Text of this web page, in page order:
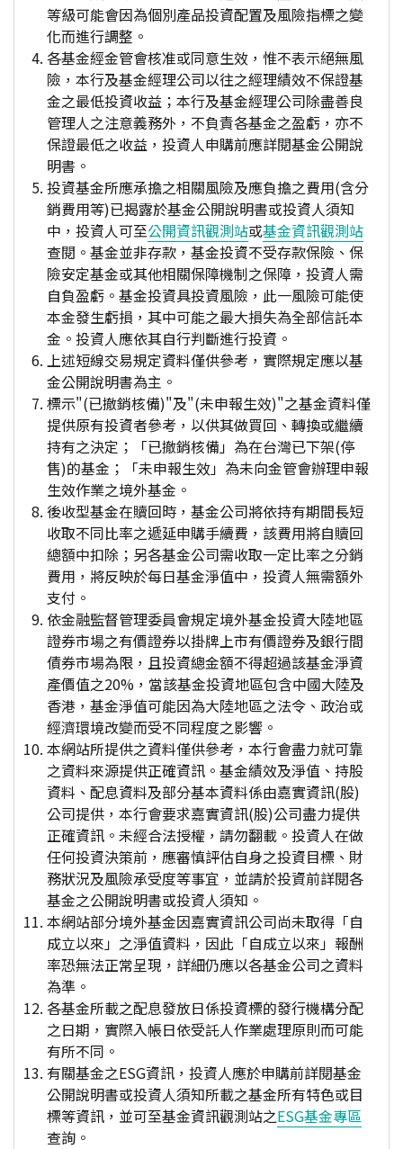
等級可能會因為個別產品投資配置及風險指標之變
化而進行調整。
各基金經金管會核准或同意生效，惟不表示絕無風
險，本行及基金經理公司以往之經理績效不保證基
金之最低投資收益；本行及基金經理公司除盡善良
管理人之注意義務外，不負責各基金之盈虧，亦不
保證最低之收益，投資人申購前應詳閱基金公開說
明書。
投資基金所應承擔之相關風險及應負擔之費用(含分
銷費用等)已揭露於基金公開說明書或投資人須知
中，投資人可至公開資訊觀測站或基金資訊觀測站
查閱。基金並非存款，基金投資不受存款保險、保
險安定基金或其他相關保障機制之保障，投資人需
自負盈虧。基金投資具投資風險，此一風險可能使
本金發生虧損，其中可能之最大損失為全部信託本
金。投資人應依其自行判斷進行投資。
上述短線交易規定資料僅供參考，實際規定應以基
金公開說明書為主。
標示"(已撤銷核備)"及"(未申報生效)"之基金資料僅
提供原有投資者參考，以供其做買回、轉換或繼續
持有之決定；「已撤銷核備」為在台灣已下架(停
售)的基金；「未申報生效」為未向金管會辦理申報
生效作業之境外基金。
後收型基金在贖回時，基金公司將依持有期間長短
收取不同比率之遞延申購手續費，該費用將自贖回
總額中扣除；另各基金公司需收取一定比率之分銷
費用，將反映於每日基金淨值中，投資人無需額外
支付。
依金融監督管理委員會規定境外基金投資大陸地區
證券市場之有價證券以掛牌上市有價證券及銀行間
債券市場為限，且投資總金額不得超過該基金淨資
產價值之20%，當該基金投資地區包含中國大陸及
香港，基金淨值可能因為大陸地區之法令、政治或
經濟環境改變而受不同程度之影響。
本網站所提供之資料僅供參考，本行會盡力就可靠
之資料來源提供正確資訊。基金績效及淨值、持股
資料、配息資料及部分基本資料係由嘉實資訊(股)
公司提供，本行會要求嘉實資訊(股)公司盡力提供
正確資訊。未經合法授權，請勿翻載。投資人在做
任何投資決策前，應審慎評估自身之投資目標、財
務狀況及風險承受度等事宜，並請於投資前詳閱各
基金之公開說明書或投資人須知。
本網站部分境外基金因嘉實資訊公司尚未取得「自
成立以來」之淨值資料，因此「自成立以來」報酬
率恐無法正常呈現，詳細仍應以各基金公司之資料
為準。
各基金所載之配息發放日係投資標的發行機構分配
之日期，實際入帳日依受託人作業處理原則而可能
有所不同。
有關基金之ESG資訊，投資人應於申購前詳閱基金
公開說明書或投資人須知所載之基金所有特色或目
標等資訊，並可至基金資訊觀測站之ESG基金專區
查詢。